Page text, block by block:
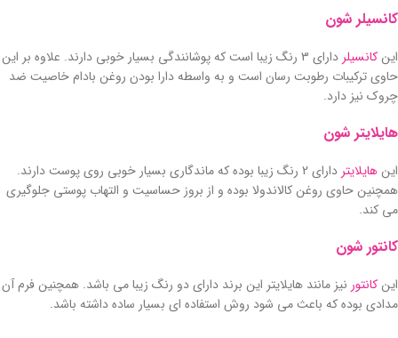
کانسیلر شون
اینکانسیلر
دارای 3 رنگ زیبا است که پوشانندگی بسیار خوبی دارند. علاوه بر این
حاوی ترکیبات رطوبت رسان است و به واسطه دارا بودن روغن بادام خاصیت ضد
چروک نیز دارد.
هایلایتر شون
اینهایلایتر
دارای 2 رنگ زیبا بوده که ماندگاری بسیار خوبی روی پوست دارند.
همچنین حاوی روغن کالاندولا بوده و از بروز حساسیت و التهاب پوستی جلوگیری
می کند.
کانتور شون
اینکانتور نیز مانند هایلایتر این برند دارای دو رنگ زیبا می باشد. همچنین فرم آن
مدادی بوده که باعث می شود روش استفاده ای بسیار ساده داشته باشد.